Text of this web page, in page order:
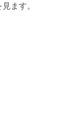
ます。